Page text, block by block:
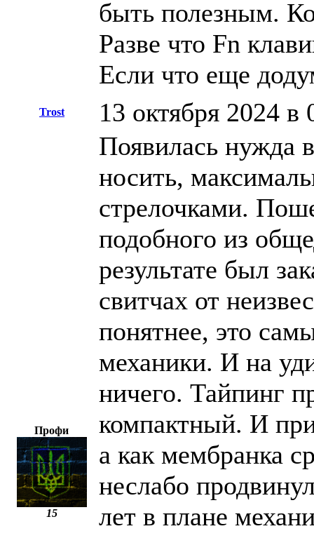
быть полезным.
Разве что Fn
Если что еще
Trost 13 октября 2024 в
Профи
15
Появилась нужда
носить,
стрелочками.
подобного из
результате был
свитчах от
понятнее, это
механики. И на
ничего. Тайпинг
компактный. И
а как мембранка
неслабо
лет в плане